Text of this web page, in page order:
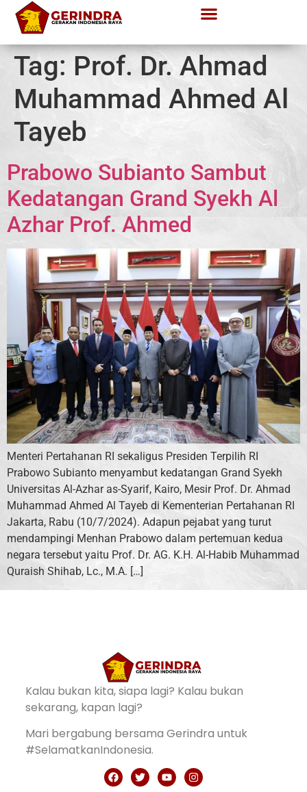
Tag: Prof. Dr. Ahmad
Muhammad Ahmed Al
Tayeb
Prabowo Subianto Sambut
Kedatangan Grand Syekh Al
Azhar Prof. Ahmed
Menteri Pertahanan RI sekaligus Presiden Terpilih RI
Prabowo Subianto menyambut kedatangan Grand Syekh
Universitas Al-Azhar as-Syarif, Kairo, Mesir Prof. Dr. Ahmad
Muhammad Ahmed Al Tayeb di Kementerian Pertahanan RI
Jakarta, Rabu (10/7/2024). Adapun pejabat yang turut
mendampingi Menhan Prabowo dalam pertemuan kedua
negara tersebut yaitu Prof. Dr. AG. K.H. Al-Habib Muhammad
Quraish Shihab, Lc., M.A. […]
Kalau bukan kita, siapa lagi? Kalau bukan
sekarang, kapan lagi?
Mari bergabung bersama Gerindra untuk
#SelamatkanIndonesia.